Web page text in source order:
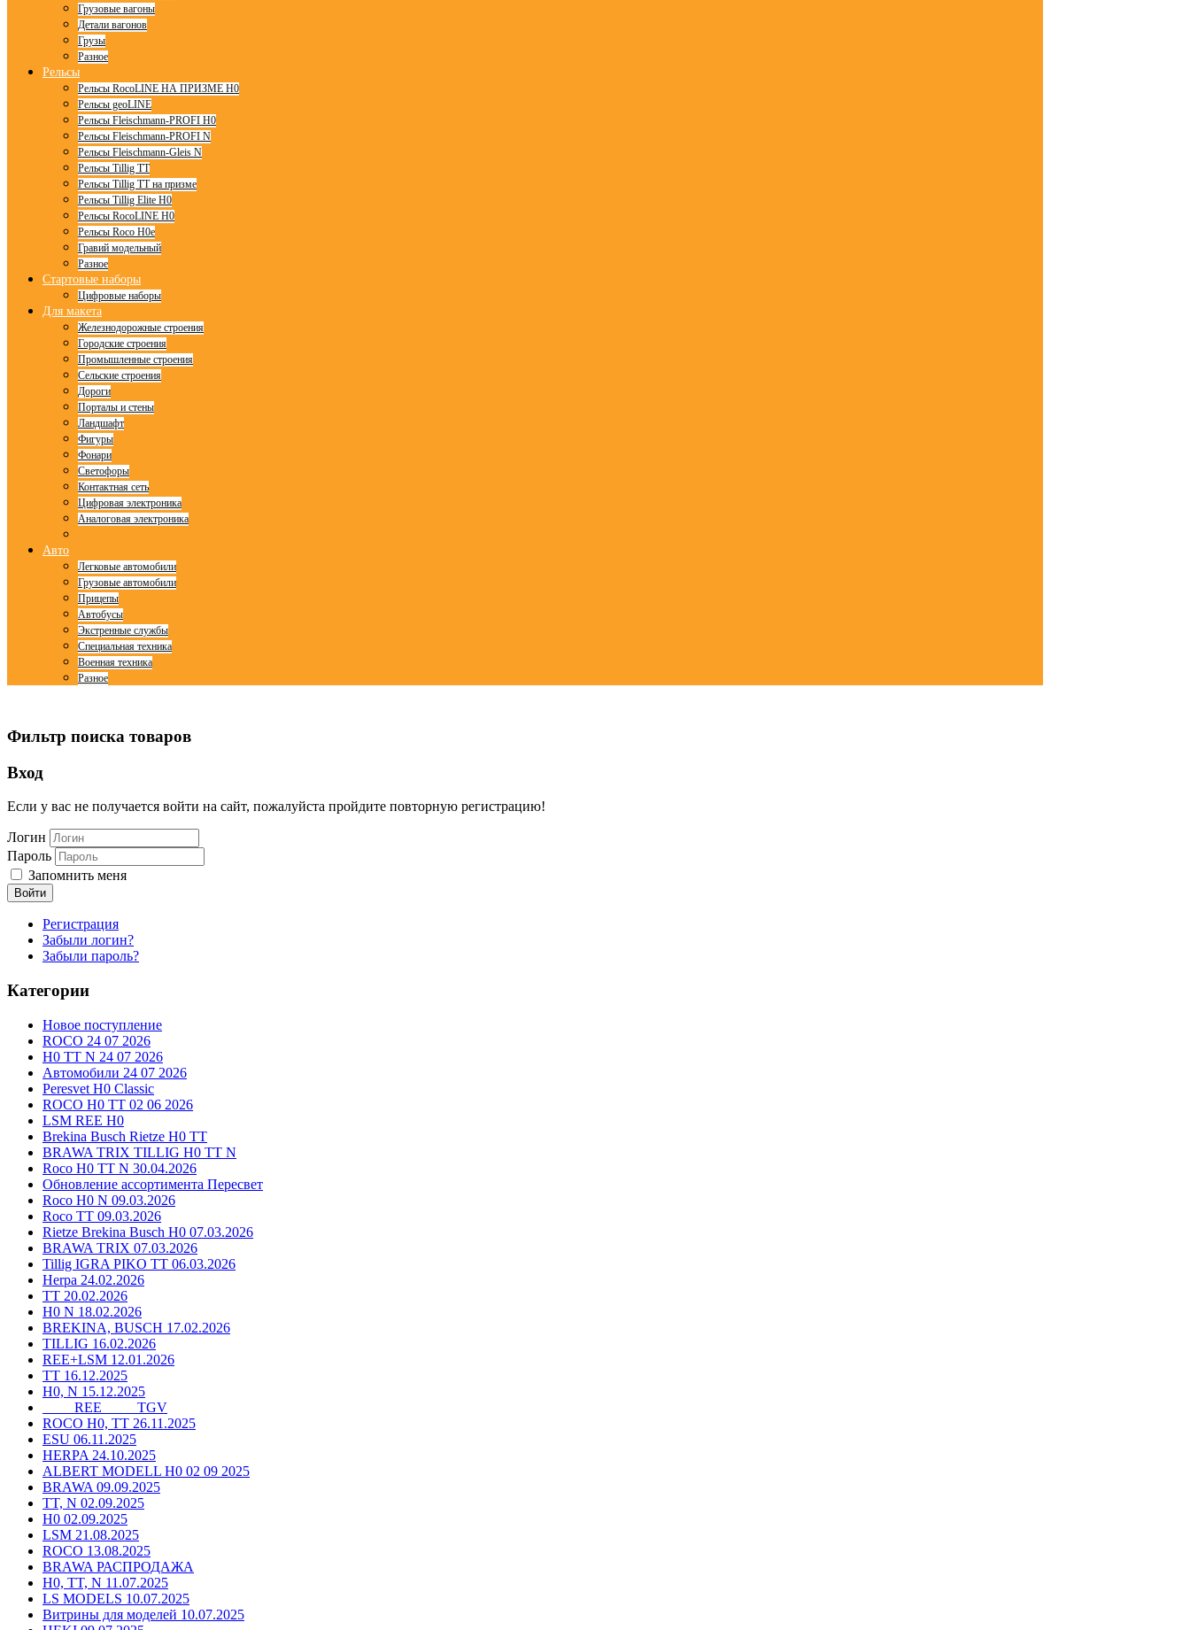
Грузовые вагоны
Детали вагонов
Грузы
Разное
Рельсы
Рельсы RocoLINE НА ПРИЗМЕ H0
Рельсы geoLINE
Рельсы Fleischmann-PROFI H0
Рельсы Fleischmann-PROFI N
Рельсы Fleischmann-Gleis N
Рельсы Tillig TT
Рельсы Tillig TT на призме
Рельсы Tillig Elite H0
Рельсы RocoLINE H0
Рельсы Roco H0e
Гравий модельный
Разное
Стартовые наборы
Цифровые наборы
Для макета
Железнодорожные строения
Городские строения
Промышленные строения
Сельские строения
Дороги
Порталы и стены
Ландшафт
Фигуры
Фонари
Светофоры
Контактная сеть
Цифровая электроника
Аналоговая электроника
Авто
Легковые автомобили
Грузовые автомобили
Прицепы
Автобусы
Экстренные службы
Специальная техника
Военная техника
Разное
Фильтр поиска товаров
Вход
Если у вас не получается войти на сайт, пожалуйста пройдите повторную регистрацию!
Логин
Пароль
Запомнить меня
Войти
Регистрация
Забыли логин?
Забыли пароль?
Категории
Новое поступление
ROCO 24 07 2026
H0 TT N 24 07 2026
Автомобили 24 07 2026
Peresvet H0 Classic
ROCO H0 TT 02 06 2026
LSM REE H0
Brekina Busch Rietze H0 TT
BRAWA TRIX TILLIG H0 TT N
Roco H0 TT N 30.04.2026
Обновление ассортимента Пересвет
Roco H0 N 09.03.2026
Roco TT 09.03.2026
Rietze Brekina Busch H0 07.03.2026
BRAWA TRIX 07.03.2026
Tillig IGRA PIKO TT 06.03.2026
Herpa 24.02.2026
TT 20.02.2026
H0 N 18.02.2026
BREKINA, BUSCH 17.02.2026
TILLIG 16.02.2026
REE+LSM 12.01.2026
TT 16.12.2025
H0, N 15.12.2025
____ REE ____ TGV
ROCO H0, TT 26.11.2025
ESU 06.11.2025
HERPA 24.10.2025
ALBERT MODELL H0 02 09 2025
BRAWA 09.09.2025
TT, N 02.09.2025
H0 02.09.2025
LSM 21.08.2025
ROCO 13.08.2025
BRAWA РАСПРОДАЖА
H0, TT, N 11.07.2025
LS MODELS 10.07.2025
Витрины для моделей 10.07.2025